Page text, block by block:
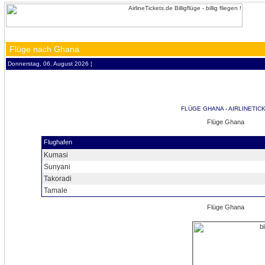
Flüge nach Ghana
Donnerstag, 06. August 2026 ¦
FLÜGE GHANA -
Flughafen
Kumasi
Sunyani
Takoradi
Tamale